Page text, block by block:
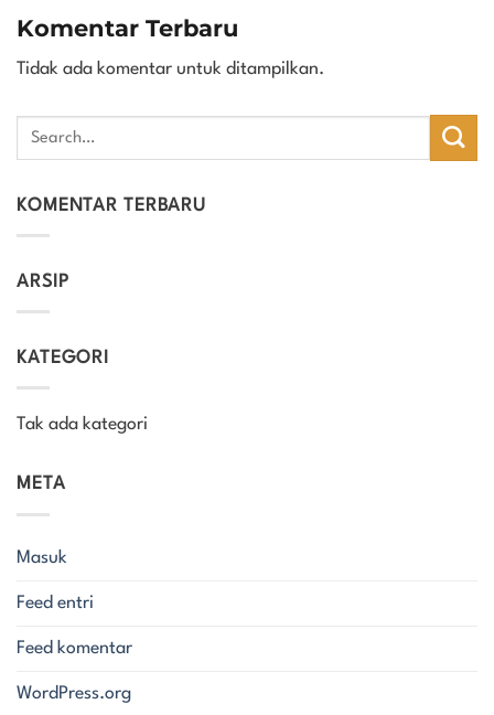
Komentar Terbaru
Tidak ada komentar untuk ditampilkan.
KOMENTAR TERBARU
ARSIP
KATEGORI
Tak ada kategori
META
Masuk
Feed entri
Feed komentar
WordPress.org